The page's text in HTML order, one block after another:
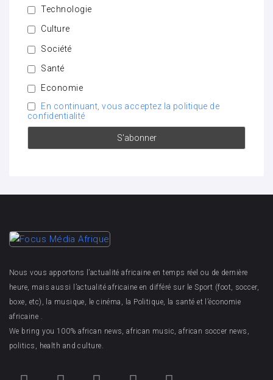
Technologie
Culture
Société
Santé
Economie
En continuant, vous acceptez la politique de
confidentialité
Nous vous apportons l’actualité africaine en temps réel ou de dernière
heure, mais aussi l’actualité africaine en différé sur le Sport (foot, soccer,
boxe, etc), la musique, le cinéma, la Politique, la santé et l’économie
africaine .
We bring you 100% african news, african music, african soccer news,
politics, health and culture.